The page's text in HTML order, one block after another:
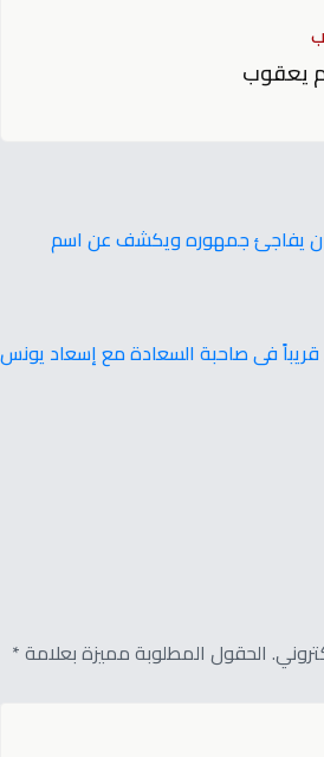
يعقوب
فى صاحبة السعادة مع إسعاد يونس
الحقول المطلوبة مميزة بعلامة *